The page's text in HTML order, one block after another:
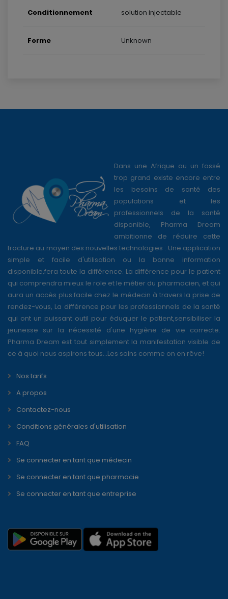
Conditionnement solution injectable
Forme Unknown
Dans une Afrique ou un fossé
trop grand existe encore entre
les besoins de santé des
populations et les
professionnels de la santé
disponible, Pharma Dream
ambitionne de réduire cette
fracture au moyen des nouvelles technologies : Une application
simple et facile d'utilisation ou la bonne information
disponible,fera toute la différence. La différence pour le patient
qui comprendra mieux le role et le métier du pharmacien, et qui
aura un accès plus facile chez le médecin à travers la prise de
rendez-vous, La différence pour les professionnels de la santé
qui ont un puissant outil pour éduquer le patient,sensibiliser la
jeunesse sur la nécessité d'une hygiène de vie correcte.
Pharma Dream est tout simplement la manifestation visible de
ce à quoi nous aspirons tous...Les soins comme on en rêve!
Nos tarifs
A propos
Contactez-nous
Conditions générales d'utilisation
FAQ
Se connecter en tant que médecin
Se connecter en tant que pharmacie
Se connecter en tant que entreprise